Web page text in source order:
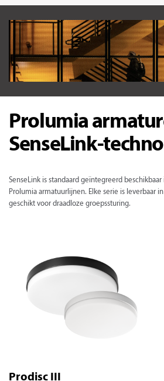
Prolumia
SenseLink-
SenseLink is standaard geïntegreerd
Prolumia armatuurlijnen. Elke serie is leverbaar
geschikt voor draadloze groepssturing.
Prodisc III